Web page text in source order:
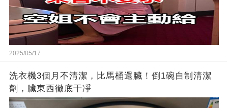
2025/05/17
洗衣機3個月不清潔，比馬桶還臟！倒1碗自制清潔
劑，臟東西徹底干凈